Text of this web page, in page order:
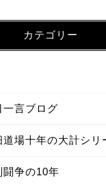
カテゴリー
一言ブログ
場十年の大計シリ
闘争の10年